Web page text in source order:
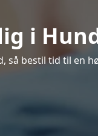
i
bestil tid til en